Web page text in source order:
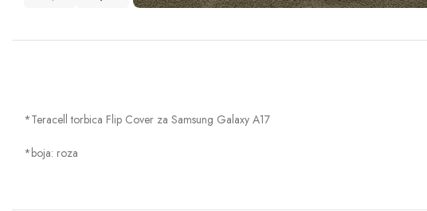
*Teracell torbica Flip Cover za Samsung Galaxy A17
*boja: roza